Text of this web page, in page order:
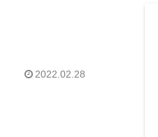
2022.02.28